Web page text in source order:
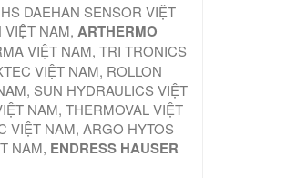
DAEHAN SENSOR VIỆT
VIỆT NAM, ARTHERMO
VIỆT NAM, TRI TRONICS
VIỆT NAM, ROLLON
SUN HYDRAULICS VIỆT
NAM, THERMOVAL VIỆT
VIỆT NAM, ARGO HYTOS
NAM, ENDRESS HAUSER